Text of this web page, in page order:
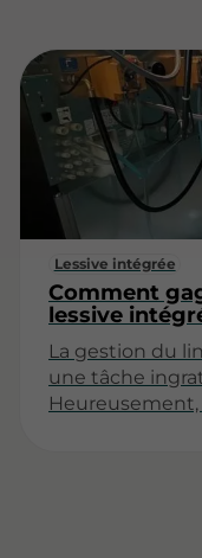
Lessive intégrée
Comment
lessive
La gestion du
une tâche
lesquelles la
combine
offre non
également un